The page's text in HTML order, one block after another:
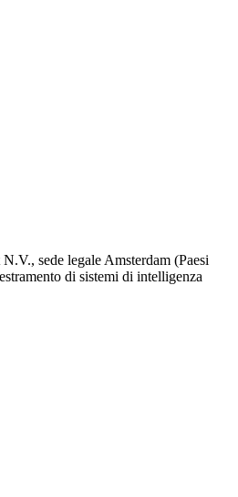
sede legale Amsterdam (Paesi
di sistemi di intelligenza